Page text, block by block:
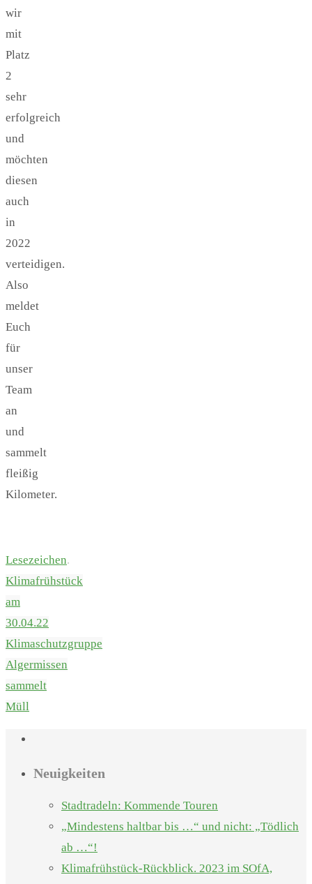
wir
mit
Platz
2
sehr
erfolgreich
und
möchten
diesen
auch
in
2022
verteidigen.
Also
meldet
Euch
für
unser
Team
an
und
sammelt
fleißig
Kilometer.
Lesezeichen.
Klimafrühstück
am
30.04.22
Klimaschutzgruppe
Algermissen
sammelt
Müll
Neuigkeiten
Stadtradeln: Kommende Touren
„Mindestens haltbar bis …“ und nicht: „Tödlich
ab …“!
Klimafrühstück-Rückblick. 2023 im SOfA,